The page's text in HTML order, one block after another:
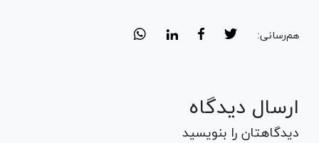
هم‌رسانی:
ارسال دیدگاه
دیدگاهتان را بنویسید